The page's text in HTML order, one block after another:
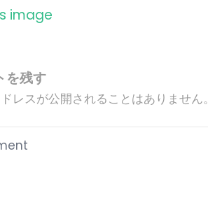
image
を残す
レスが公開されることはありません。